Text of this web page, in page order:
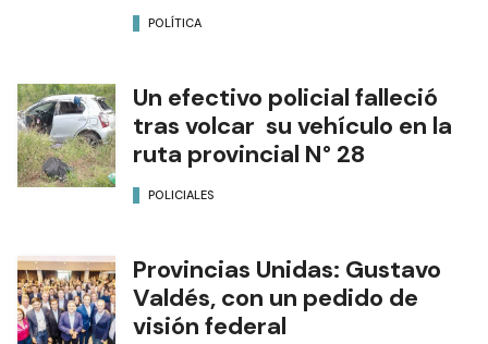
POLÍTICA
Un efectivo policial falleció
tras volcar su vehículo en la
ruta provincial N° 28
POLICIALES
Provincias Unidas: Gustavo
Valdés, con un pedido de
visión federal